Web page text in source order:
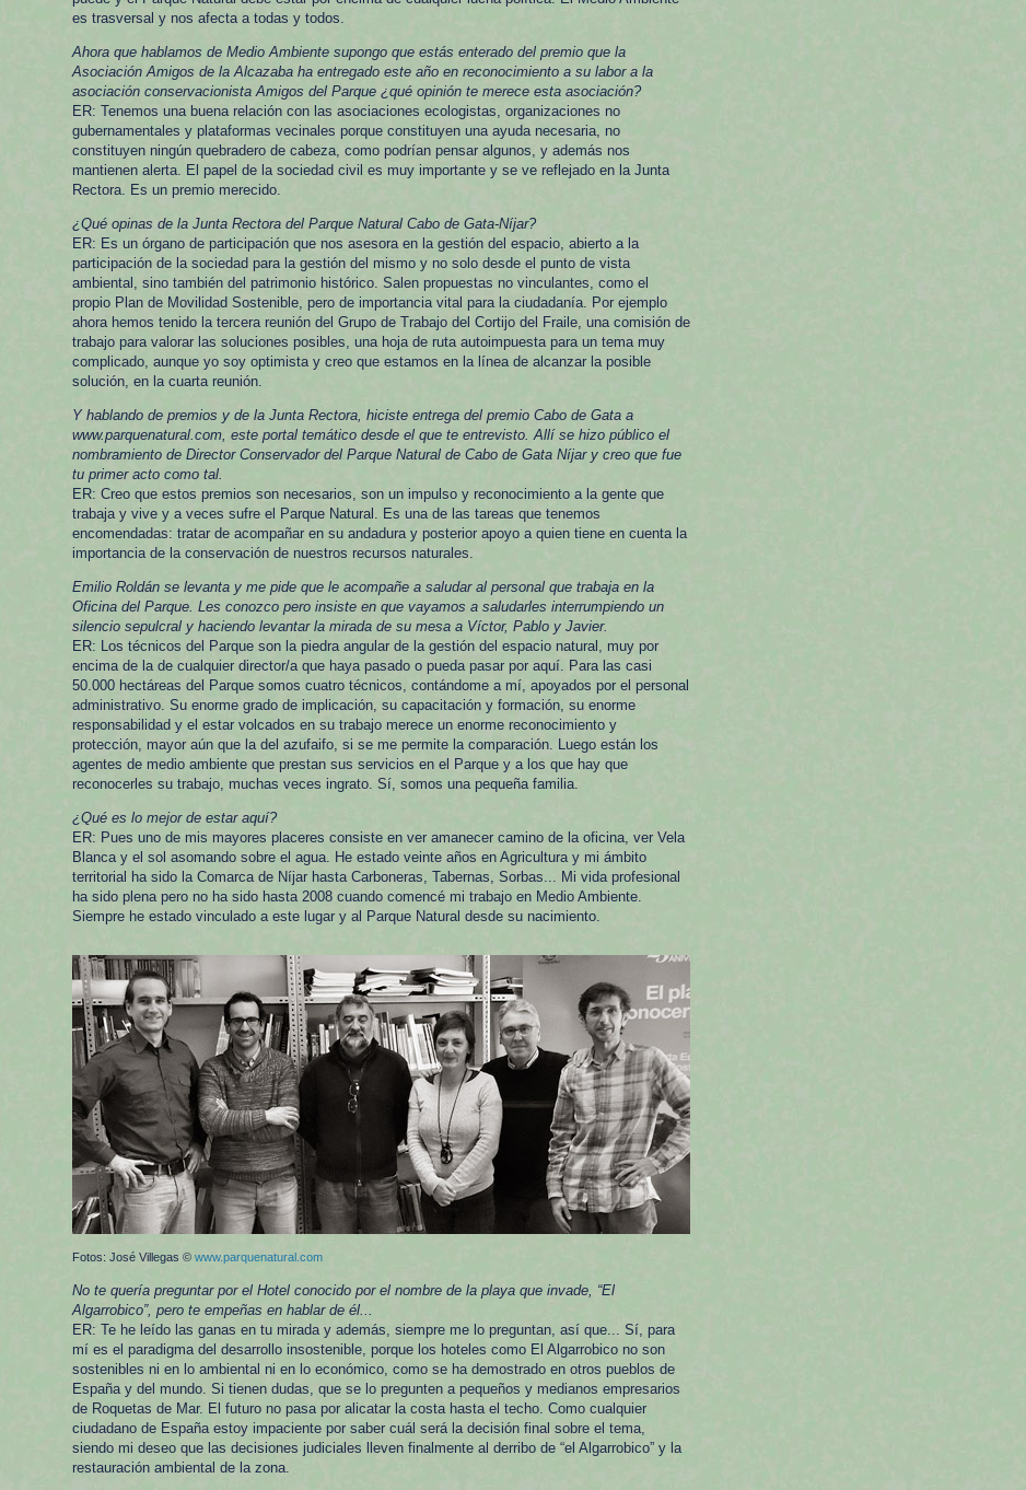
es trasversal y nos afecta a todas y todos.
Ahora que hablamos de Medio Ambiente supongo que estás enterado del premio que la
Asociación Amigos de la Alcazaba ha entregado este año en reconocimiento a su labor a la
asociación conservacionista Amigos del Parque ¿qué opinión te merece esta asociación?
ER: Tenemos una buena relación con las asociaciones ecologistas, organizaciones no
gubernamentales y plataformas vecinales porque constituyen una ayuda necesaria, no
constituyen ningún quebradero de cabeza, como podrían pensar algunos, y además nos
mantienen alerta. El papel de la sociedad civil es muy importante y se ve reflejado en la Junta
Rectora. Es un premio merecido.
¿Qué opinas de la Junta Rectora del Parque Natural Cabo de Gata-Níjar?
ER: Es un órgano de participación que nos asesora en la gestión del espacio, abierto a la
participación de la sociedad para la gestión del mismo y no solo desde el punto de vista
ambiental, sino también del patrimonio histórico. Salen propuestas no vinculantes, como el
propio Plan de Movilidad Sostenible, pero de importancia vital para la ciudadanía. Por ejemplo
ahora hemos tenido la tercera reunión del Grupo de Trabajo del Cortijo del Fraile, una comisión de
trabajo para valorar las soluciones posibles, una hoja de ruta autoimpuesta para un tema muy
complicado, aunque yo soy optimista y creo que estamos en la línea de alcanzar la posible
solución, en la cuarta reunión.
Y hablando de premios y de la Junta Rectora, hiciste entrega del premio Cabo de Gata a
www.parquenatural.com, este portal temático desde el que te entrevisto. Allí se hizo público el
nombramiento de Director Conservador del Parque Natural de Cabo de Gata Níjar y creo que fue
tu primer acto como tal.
ER: Creo que estos premios son necesarios, son un impulso y reconocimiento a la gente que
trabaja y vive y a veces sufre el Parque Natural. Es una de las tareas que tenemos
encomendadas: tratar de acompañar en su andadura y posterior apoyo a quien tiene en cuenta la
importancia de la conservación de nuestros recursos naturales.
Emilio Roldán se levanta y me pide que le acompañe a saludar al personal que trabaja en la
Oficina del Parque. Les conozco pero insiste en que vayamos a saludarles interrumpiendo un
silencio sepulcral y haciendo levantar la mirada de su mesa a Víctor, Pablo y Javier.
ER: Los técnicos del Parque son la piedra angular de la gestión del espacio natural, muy por
encima de la de cualquier director/a que haya pasado o pueda pasar por aquí. Para las casi
50.000 hectáreas del Parque somos cuatro técnicos, contándome a mí, apoyados por el personal
administrativo. Su enorme grado de implicación, su capacitación y formación, su enorme
responsabilidad y el estar volcados en su trabajo merece un enorme reconocimiento y
protección, mayor aún que la del azufaifo, si se me permite la comparación. Luego están los
agentes de medio ambiente que prestan sus servicios en el Parque y a los que hay que
reconocerles su trabajo, muchas veces ingrato. Sí, somos una pequeña familia.
¿Qué es lo mejor de estar aquí?
ER: Pues uno de mis mayores placeres consiste en ver amanecer camino de la oficina, ver Vela
Blanca y el sol asomando sobre el agua. He estado veinte años en Agricultura y mi ámbito
territorial ha sido la Comarca de Níjar hasta Carboneras, Tabernas, Sorbas... Mi vida profesional
ha sido plena pero no ha sido hasta 2008 cuando comencé mi trabajo en Medio Ambiente.
Siempre he estado vinculado a este lugar y al Parque Natural desde su nacimiento.
Fotos: José Villegas © www.parquenatural.com
No te quería preguntar por el Hotel conocido por el nombre de la playa que invade, “El
Algarrobico”, pero te empeñas en hablar de él...
ER: Te he leído las ganas en tu mirada y además, siempre me lo preguntan, así que... Sí, para
mí es el paradigma del desarrollo insostenible, porque los hoteles como El Algarrobico no son
sostenibles ni en lo ambiental ni en lo económico, como se ha demostrado en otros pueblos de
España y del mundo. Si tienen dudas, que se lo pregunten a pequeños y medianos empresarios
de Roquetas de Mar. El futuro no pasa por alicatar la costa hasta el techo. Como cualquier
ciudadano de España estoy impaciente por saber cuál será la decisión final sobre el tema,
siendo mi deseo que las decisiones judiciales lleven finalmente al derribo de “el Algarrobico” y la
restauración ambiental de la zona.